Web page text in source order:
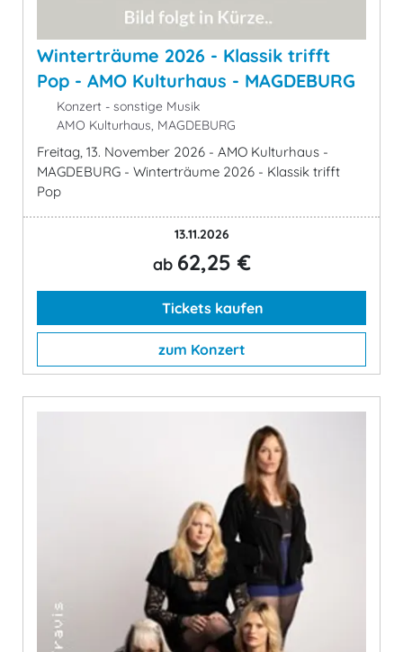
Winterträume 2026 - Klassik trifft
Pop - AMO Kulturhaus - MAGDEBURG
Konzert - sonstige Musik
AMO Kulturhaus, MAGDEBURG
Freitag, 13. November 2026 - AMO Kulturhaus -
MAGDEBURG - Winterträume 2026 - Klassik trifft
Pop
13.11.2026
ab 62,25 €
Tickets kaufen
zum Konzert